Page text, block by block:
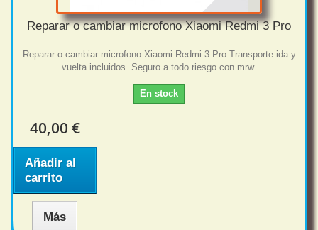
Reparar o cambiar microfono Xiaomi Redmi 3 Pro
Reparar o cambiar microfono Xiaomi Redmi 3 Pro Transporte ida y
vuelta incluidos. Seguro a todo riesgo con mrw.
En stock
40,00 €
Añadir al
carrito
Más